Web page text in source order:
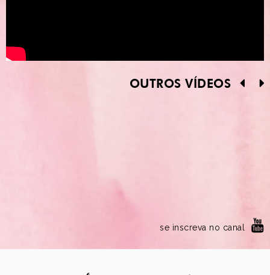
OUTROS VÍDEOS
se inscreva no canal